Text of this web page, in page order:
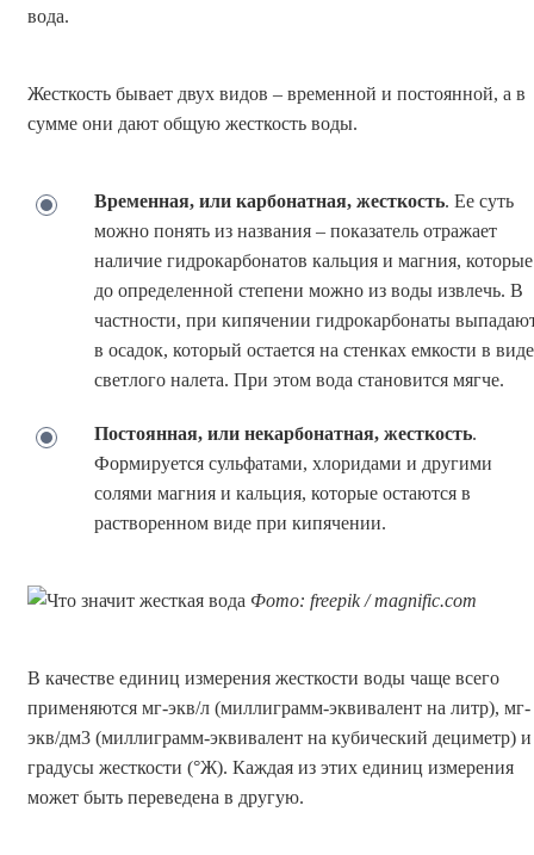
вода.
Жесткость бывает двух видов – временной и постоянной, а в
сумме они дают общую жесткость воды.
Временная, или карбонатная, жесткость. Ее суть
можно понять из названия – показатель отражает
наличие гидрокарбонатов кальция и магния, которые
до определенной степени можно из воды извлечь. В
частности, при кипячении гидрокарбонаты
в осадок, который остается на стенках емкости в виде
светлого налета. При этом вода становится мягче.
Постоянная, или некарбонатная, жесткость.
Формируется сульфатами, хлоридами и другими
солями магния и кальция, которые остаются в
растворенном виде при кипячении.
Фото: freepik / magnific.com
В качестве единиц измерения жесткости воды чаще всего
применяются мг-экв/л (миллиграмм-эквивалент на литр), мг-
экв/дм3 (миллиграмм-эквивалент на кубический дециметр) и
градусы жесткости (°Ж). Каждая из этих единиц измерения
может быть переведена в другую.